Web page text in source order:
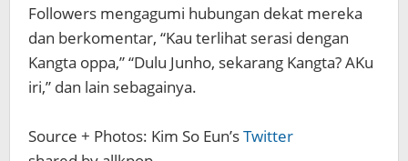
Followers mengagumi hubungan dekat mereka
dan berkomentar, “Kau terlihat serasi dengan
Kangta oppa,” “Dulu Junho, sekarang Kangta? AKu
iri,” dan lain sebagainya.
Source + Photos: Kim So Eun’sTwitter